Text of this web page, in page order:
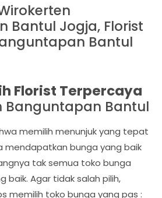
Bantul Jogja, Florist
Bantul
Florist Terpercaya
Banguntapan Bantul
memilih menunjuk yang tepat
mendapatkan bunga yang baik
tak semua toko bunga
baik. Agar tidak salah pilih,
memilih toko bunga yang pas :